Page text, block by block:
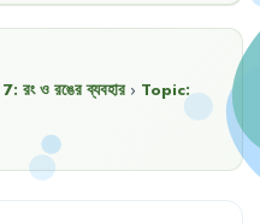
7: রং ও রঙের ব্যবহার › Topic: